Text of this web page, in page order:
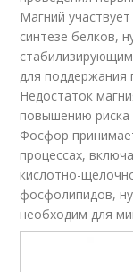
Магний
синтезе белков,
для поддержания
Недостаток
повышению риска
Фосфор
процессах,
кислотно-
фосфолипидов,
необходим для